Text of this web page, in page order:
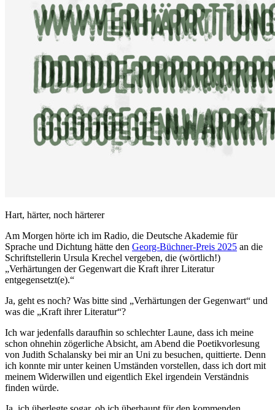
Hart, härter, noch härterer
Am Morgen hörte ich im Radio, die Deutsche Akademie für
Sprache und Dichtung hätte den Georg-Büchner-Preis 2025 an die
Schriftstellerin Ursula Krechel vergeben, die (wörtlich!)
„Verhärtungen der Gegenwart die Kraft ihrer Literatur
entgegensetzt(e).“
Ja, geht es noch? Was bitte sind „Verhärtungen der Gegenwart“ und
was die „Kraft ihrer Literatur“?
Ich war jedenfalls daraufhin so schlechter Laune, dass ich meine
schon ohnehin zögerliche Absicht, am Abend die Poetikvorlesung
von Judith Schalansky bei mir an Uni zu besuchen, quittierte. Denn
ich konnte mir unter keinen Umständen vorstellen, dass ich dort mit
meinem Widerwillen und eigentlich Ekel irgendein Verständnis
finden würde.